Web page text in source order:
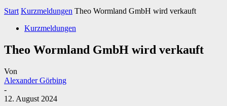
Start Kurzmeldungen Theo Wormland GmbH wird verkauft
Kurzmeldungen
Theo Wormland GmbH wird verkauft
Von
Alexander Görbing
-
12. August 2024